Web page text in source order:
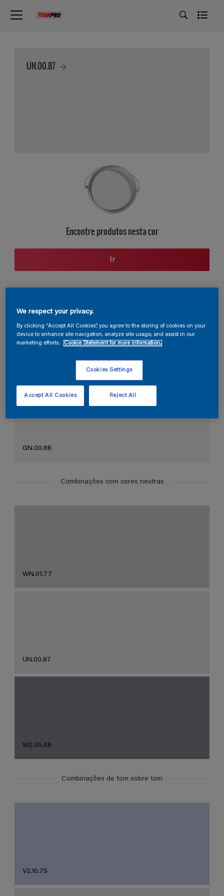
UN.00.87
Encontre produtos nesta cor
Ir
Seção de cores
GN.00.88
Combinações com cores neutras
WN.01.77
UN.00.87
W2.05.49
Combinações de tom sobre tom
V2.10.75
We respect your privacy.
By clicking “Accept All Cookies”, you agree to the storing of cookies on your
device to enhance site navigation, analyze site usage, and assist in our
marketing efforts.
Cookie Statement for more information.
Cookies Settings
Reject All
Accept All Cookies